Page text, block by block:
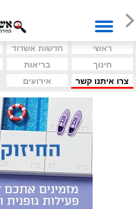
ראשי חדשות אשדוד
חינוך
בריאות
צרו איתנו קשר
אירועים